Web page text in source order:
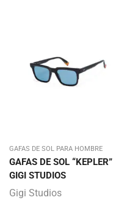
GAFAS DE SOL PARA HOMBRE
GAFAS DE SOL “KEPLER”
GIGI STUDIOS
Gigi Studios